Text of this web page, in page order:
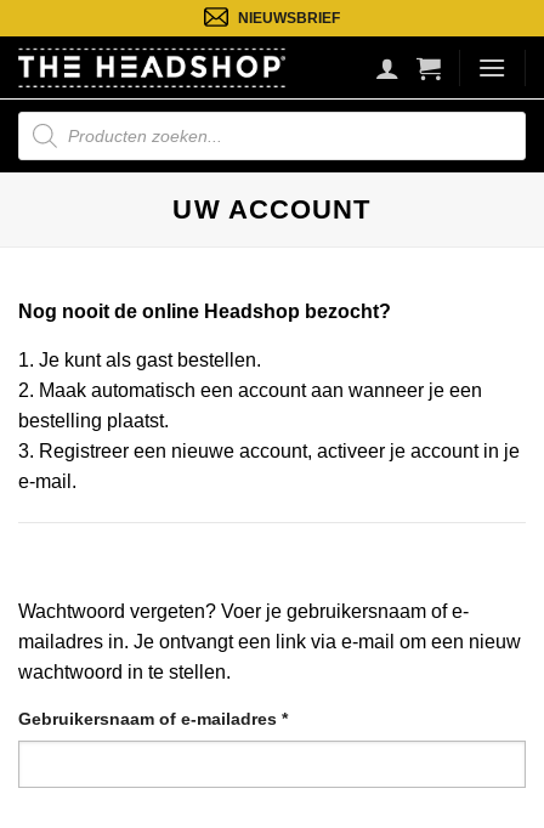
naar
inhoud
NIEUWSBRIEF
Producten
zoeken
UW ACCOUNT
Nog nooit de online Headshop bezocht?
1. Je kunt als gast bestellen.
2. Maak automatisch een account aan wanneer je een
bestelling plaatst.
3. Registreer een nieuwe account, activeer je account in je
e-mail.
Wachtwoord vergeten? Voer je gebruikersnaam of e-
mailadres in. Je ontvangt een link via e-mail om een nieuw
wachtwoord in te stellen.
Gebruikersnaam of e-mailadres *Vereist